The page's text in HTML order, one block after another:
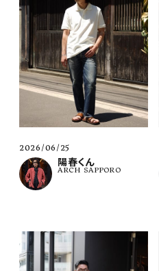
2026/06/25
陽春くん
ARCH SAPPORO